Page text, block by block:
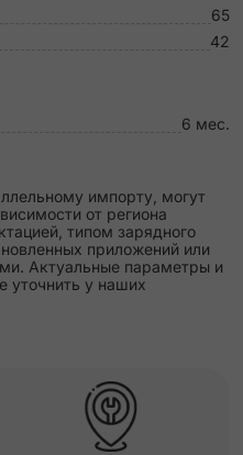
65
42
6 мес.
импорту, могут
от региона
типом зарядного
приложений или
Актуальные параметры и
уточнить у наших